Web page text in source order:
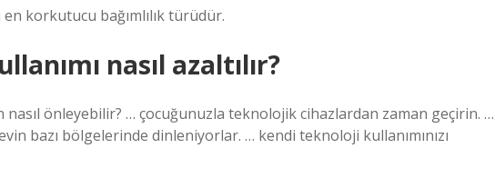
en korkutucu bağımlılık türüdür.
nasıl azaltılır?
nasıl önleyebilir? … çocuğunuzla teknolojik cihazlardan zaman geçirin. …
bazı bölgelerinde dinleniyorlar. … kendi teknoloji kullanımınızı